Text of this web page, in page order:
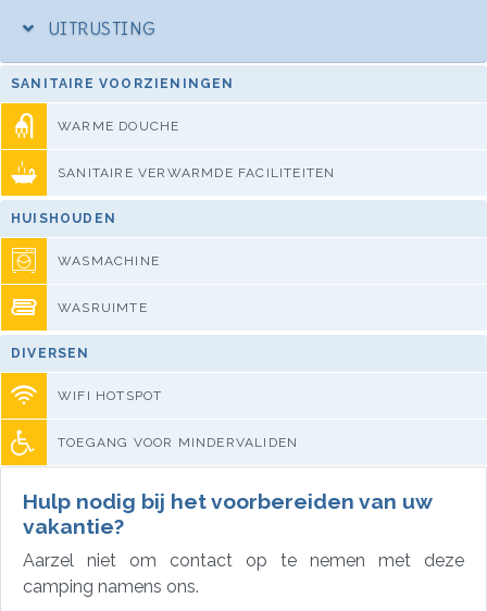
UITRUSTING
SANITAIRE VOORZIENINGEN
WARME DOUCHE
SANITAIRE VERWARMDE FACILITEITEN
HUISHOUDEN
WASMACHINE
WASRUIMTE
DIVERSEN
WIFI HOTSPOT
TOEGANG VOOR MINDERVALIDEN
Hulp nodig bij het voorbereiden van uw
vakantie?
Aarzel niet om contact op te nemen met deze
camping namens ons.